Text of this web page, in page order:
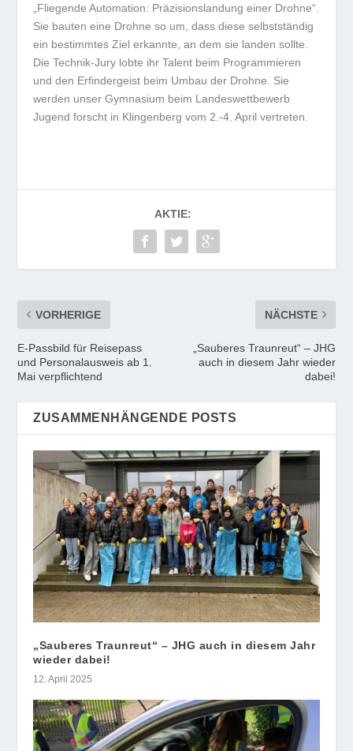
„Fliegende Automation: Präzisionslandung einer Drohne“.
Sie bauten eine Drohne so um, dass diese selbstständig
ein bestimmtes Ziel erkannte, an dem sie landen sollte.
Die Technik-Jury lobte ihr Talent beim Programmieren
und den Erfindergeist beim Umbau der Drohne. Sie
werden unser Gymnasium beim Landeswettbewerb
Jugend forscht in Klingenberg vom 2.-4. April vertreten.
AKTIE:
VORHERIGE
E-Passbild für Reisepass
und Personalausweis ab 1.
Mai verpflichtend
NÄCHSTE
„Sauberes Traunreut“ – JHG
auch in diesem Jahr wieder
dabei!
ZUSAMMENHÄNGENDE POSTS
„Sauberes Traunreut“ – JHG auch in diesem Jahr
wieder dabei!
12. April 2025